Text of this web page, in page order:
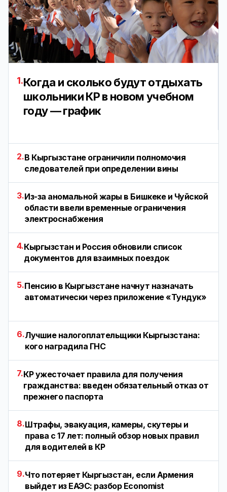
1.Когда и сколько будут отдыхать
школьники КР в новом учебном
году — график
2.В Кыргызстане ограничили полномочия
следователей при определении вины
3.Из-за аномальной жары в Бишкеке и Чуйской
области ввели временные ограничения
электроснабжения
4.Кыргызстан и Россия обновили список
документов для взаимных поездок
5.Пенсию в Кыргызстане начнут назначать
автоматически через приложение «Тундук»
6.Лучшие налогоплательщики Кыргызстана:
кого наградила ГНС
7.КР ужесточает правила для получения
гражданства: введен обязательный отказ от
прежнего паспорта
8.Штрафы, эвакуация, камеры, скутеры и
права с 17 лет: полный обзор новых правил
для водителей в КР
9.Что потеряет Кыргызстан, если Армения
выйдет из ЕАЭС: разбор Economist